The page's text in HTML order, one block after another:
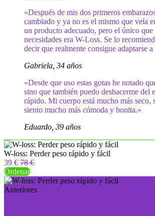
«Después de mis dos primeros
cambiado y ya no es el mismo que veía
un producto adecuado, pero el único que
necesidades era W-Loss. Se lo
decir que realmente consigue adaptarse
Gabriela, 34 años
«Desde que uso estas gotas he notado
sino que también puedo deshacerme del
rápido. Mi cuerpo está mucho más seco,
siento mucho más cómoda y bonita.»
Eduardo, 39 años
W-loss: Perder peso rápido y fácil
39 € 78 €
Ordenar
Anteriores